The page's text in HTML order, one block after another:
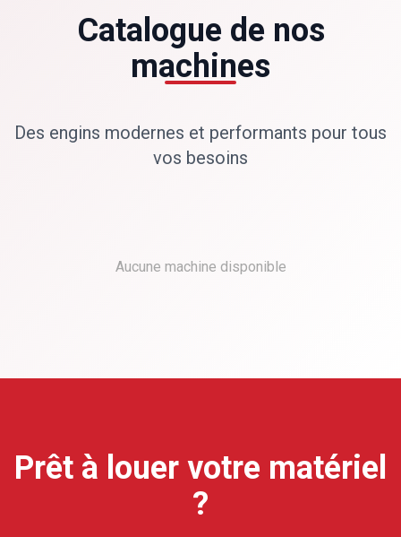
Catalogue de nos
machines
Des engins modernes et performants pour tous
vos besoins
Aucune machine disponible
Prêt à louer votre matériel
?